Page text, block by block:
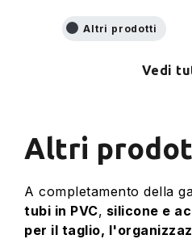
Altri prodotti
Vedi
Altri
A completamento della
tubi in PVC, silicone e
per il taglio,